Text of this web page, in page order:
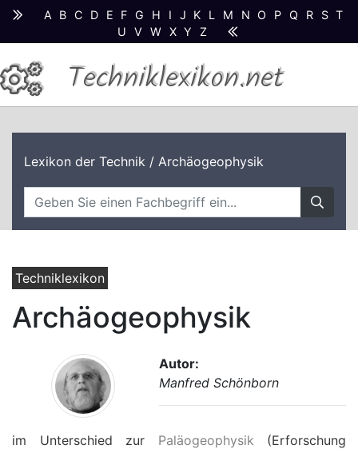
A B C D E F G H I J K L M N O P Q R S T
U
V W X Y Z
Techniklexikon.net
Lexikon der Technik / Archäogeophysik
Techniklexikon
Archäogeophysik
Autor:
Manfred Schönborn
im Unterschied zur Paläogeophysik (Erforschung